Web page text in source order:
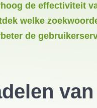
de effectiviteit
welke
de